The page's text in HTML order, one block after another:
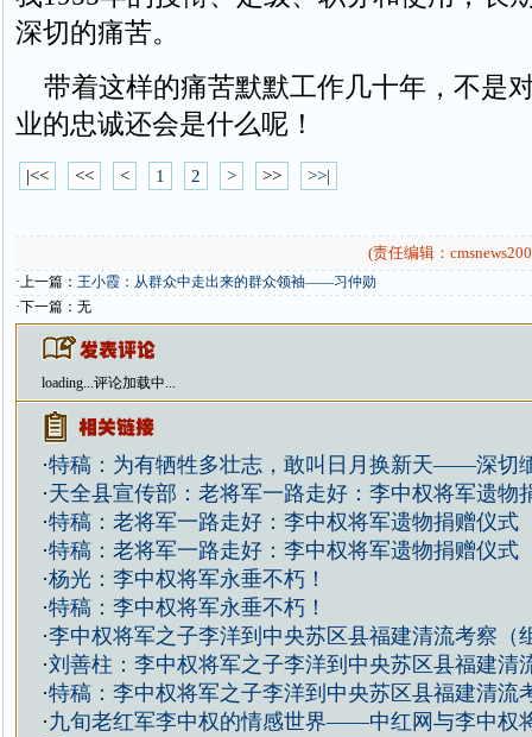
深切的痛苦。
带着这样的痛苦默默工作几十年，不是
业的忠诚还会是什么呢！
|<< << < 1 2 > >> >>|
(责任编辑：
·上一篇： 王小霞：从群众中走出来的群众领袖——习仲勋
·下一篇：无
loading...评论加载中...
·特稿：为有牺牲多壮志，敢叫日月换新天——深切
·天全县宣传部：老将军一路走好：李中权将军遗物
·特稿：老将军一路走好：李中权将军遗物捐赠仪式
·特稿：老将军一路走好：李中权将军遗物捐赠仪式
·杨光：李中权将军永垂不朽！
·特稿：李中权将军永垂不朽！
·李中权将军之子李洋到中央苏区县福建清流考察（
·刘善柱：李中权将军之子李洋到中央苏区县福建清
·特稿：李中权将军之子李洋到中央苏区县福建清流
·九旬老红军李中权的情感世界——中红网与李中权